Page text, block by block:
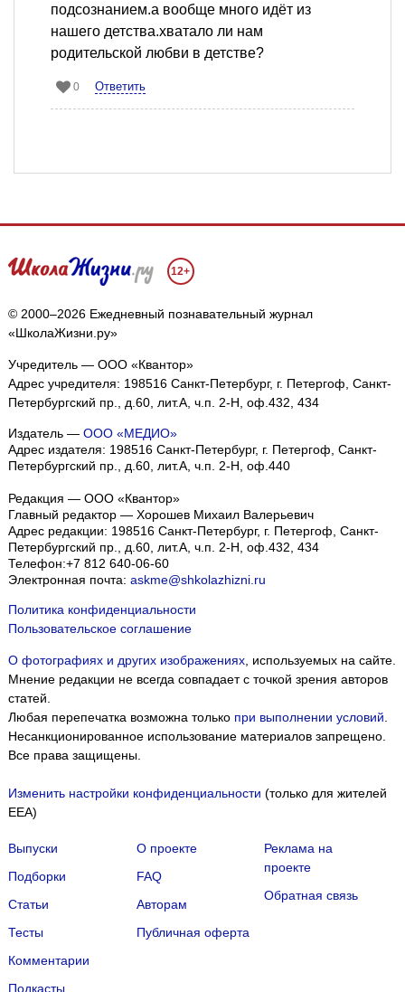
подсознанием.а вообще много идёт из
нашего детства.хватало ли нам
родительской любви в детстве?
0 Ответить
12+
© 2000–2026 Ежедневный познавательный журнал
«ШколаЖизни.ру»
Учредитель — ООО «Квантор»
Адрес учредителя: 198516 Санкт-Петербург, г. Петергоф, Санкт-
Петербургский пр., д.60, лит.А, ч.п. 2-Н, оф.432, 434
Издатель — ООО «МЕДИО»
Адрес издателя: 198516 Санкт-Петербург, г. Петергоф, Санкт-
Петербургский пр., д.60, лит.А, ч.п. 2-Н, оф.440
Редакция — ООО «Квантор»
Главный редактор — Хорошев Михаил Валерьевич
Адрес редакции: 198516 Санкт-Петербург, г. Петергоф Санкт-
Петербургский пр., д.60, лит.А, ч.п. 2-Н, оф.432, 434
Телефон:+7 812 640-06-60
Электронная почта: askme@shkolazhizni.ru
Политика конфиденциальности
Пользовательское соглашение
О фотографиях и других изображениях, используемых на сайте.
Мнение редакции не всегда совпадает с точкой зрения авторов
статей.
Любая перепечатка возможна только при выполнении условий
Несанкционированное использование материалов запрещено.
Все права защищены.
Изменить настройки конфиденциальности (только для жителей
EEA)
Выпуски
Подборки
Статьи
Тесты
Комментарии
Подкасты
О проекте
FAQ
Авторам
Публичная оферта
Реклама на
проекте
Обратная связь